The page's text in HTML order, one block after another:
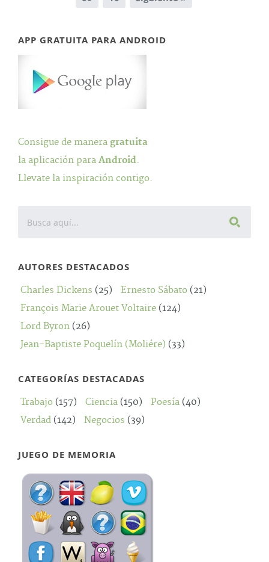
APP GRATUITA PARA ANDROID
Consigue de manera gratuita
la aplicación para Android.
Llevate la inspiración contigo.
AUTORES DESTACADOS
Charles Dickens (25) Ernesto Sábato (21)
François Marie Arouet Voltaire (124)
Lord Byron (26)
Jean-Baptiste Poquelín (Moliére) (33)
CATEGORÍAS DESTACADAS
Trabajo (157) Ciencia (150) Poesía (40)
Verdad (142) Negocios (39)
JUEGO DE MEMORIA